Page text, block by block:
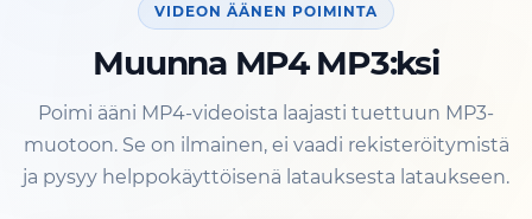
VIDEON ÄÄNEN POIMINTA
Muunna MP4 MP3:ksi
Poimi ääni MP4-videoista laajasti tuettuun MP3-
muotoon. Se on ilmainen, ei vaadi rekisteröitymistä
ja pysyy helppokäyttöisenä latauksesta lataukseen.